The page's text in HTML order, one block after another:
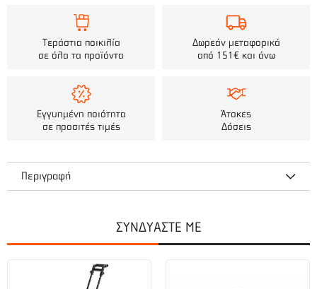
Τεράστια ποικιλία
σε όλα τα προϊόντα
Δωρεάν μεταφορικά
από 151€ και άνω
Εγγυημένη ποιότητα
σε προσιτές τιμές
Άτοκες
Δόσεις
Περιγραφή
Μήκος: 260 mm
Σώμα: Συνθετικό
ΣΥΝΔΥΑΣΤΕ ΜΕ